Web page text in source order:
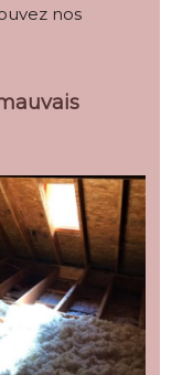
nos